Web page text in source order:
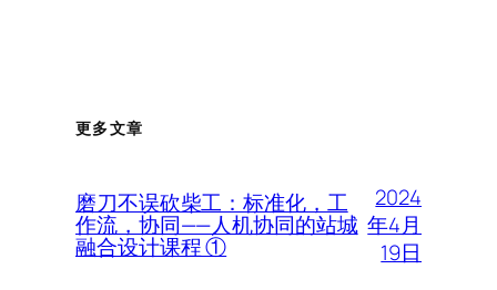
更多文章
磨刀不误砍柴工：标准化，工
作流，协同——人机协同的站城
融合设计课程 ①
2024
年4月
19日